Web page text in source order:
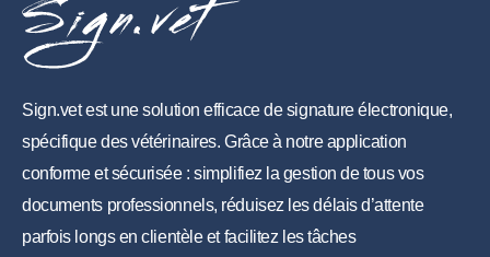
Sign.vet est une solution efficace de signature électronique,
spécifique des vétérinaires. Grâce à notre application
conforme et sécurisée : simplifiez la gestion de tous vos
documents professionnels, réduisez les délais d’attente
parfois longs en clientèle et facilitez les tâches